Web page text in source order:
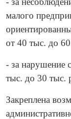
малого
от 40 тыс. до
- за нарушение
тыс. до 30 тыс.
Закреплена